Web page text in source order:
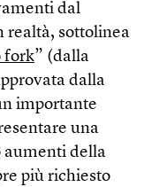
dal
realtà, sottolinea
fork” (dalla
dalla
importante
una
aumenti della
più richiesto